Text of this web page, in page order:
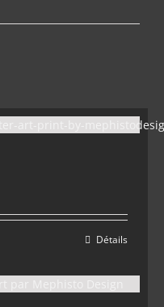
Détails